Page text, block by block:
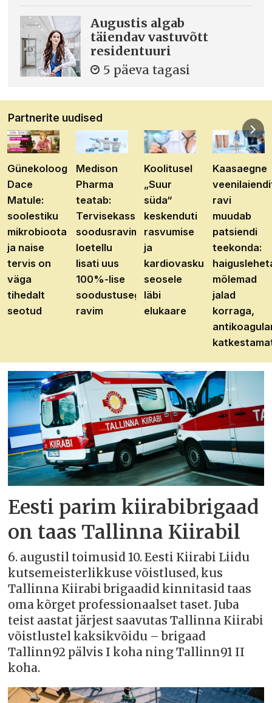
Augustis algab
täiendav vastuvõtt
residentuuri
5 päeva tagasi
Partnerite uudised
Günekoloog
Dace
Matule:
soolestiku
mikrobioota
ja naise
tervis on
väga
tihedalt
seotud
Medison
Pharma
teatab:
Tervisekassa
soodusravimite
loetellu
lisati uus
100%-lise
soodustusega
ravim
Koolitusel
„Suur
süda“
keskenduti
rasvumise
ja
kardiovaskulaarhaiguste
seosele
läbi
elukaare
Kaasaegne
ravi
muudab
patsiendi
teekonda:
mõlemad
jalad
korraga,
Eesti parim kiirabibrigaad
on taas Tallinna Kiirabil
6. augustil toimusid 10. Eesti Kiirabi Liidu
kutsemeisterlikkuse võistlused, kus
Tallinna Kiirabi brigaadid kinnitasid taas
oma kõrget professionaalset taset. Juba
teist aastat järjest saavutas Tallinna Kiirabi
võistlustel kaksikvõidu – brigaad
Tallinn92 pälvis I koha ning Tallinn91 II
koha.